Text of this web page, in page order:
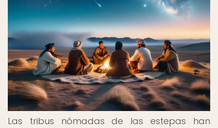
Las tribus nómadas de las estepas han